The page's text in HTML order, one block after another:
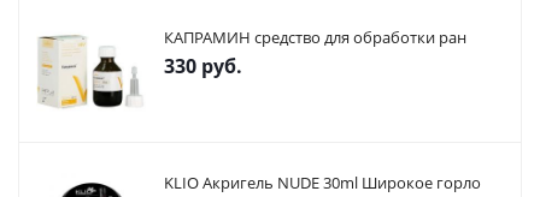
КАПРАМИН средство для обработки ран
330 руб.
KLIO Акригель NUDE 30ml Широкое горло